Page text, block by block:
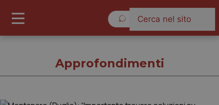
Approfondimenti